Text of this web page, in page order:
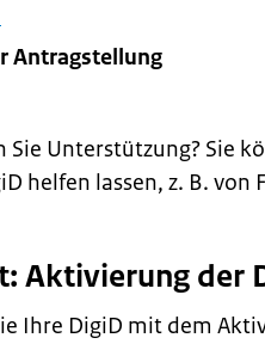
Antragstellung
Sie Unterstützung? Sie
helfen lassen, z. B.
Aktivierung der
Ihre DigiD mit dem